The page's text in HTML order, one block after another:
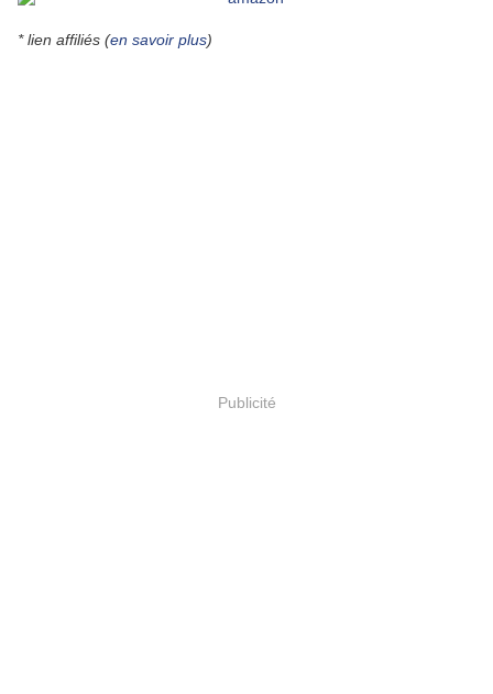
* lien affiliés (en savoir plus)
Publicité